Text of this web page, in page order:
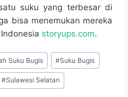
suku yang terbesar di
bisa menemukan mereka
storyups.com.
Suku Bugis #Suku Bugis
#Sulawesi Selatan